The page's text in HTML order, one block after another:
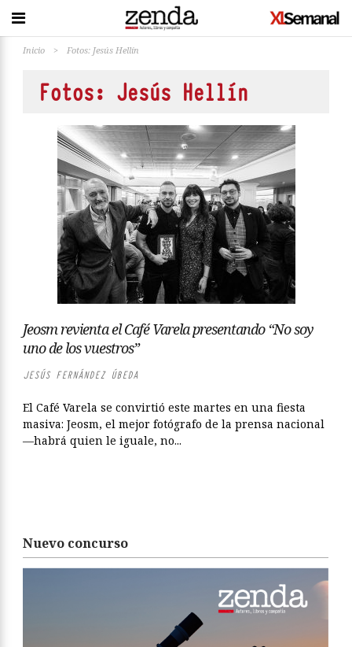
Inicio > Fotos: Jesús Hellín
Fotos: Jesús Hellín
Jeosm revienta el Café Varela presentando “No soy
uno de los vuestros”
JESÚS FERNÁNDEZ ÚBEDA
El Café Varela se convirtió este martes en una fiesta
masiva: Jeosm, el mejor fotógrafo de la prensa nacional
—habrá quien le iguale, no...
Nuevo concurso